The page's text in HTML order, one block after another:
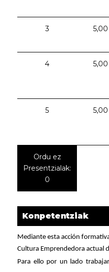
3 5,00
4 5,00
5 5,00
Ordu ez
Presentzialak:
0
Konpetentziak
Mediante esta acción
Cultura Emprendedora actual
Para ello por un lado